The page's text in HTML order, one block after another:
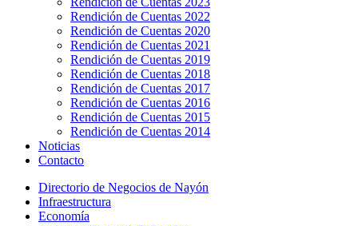
Rendición de Cuentas 2022
Rendición de Cuentas 2020
Rendición de Cuentas 2021
Rendición de Cuentas 2019
Rendición de Cuentas 2018
Rendición de Cuentas 2017
Rendición de Cuentas 2016
Rendición de Cuentas 2015
Rendición de Cuentas 2014
Noticias
Contacto
Directorio de Negocios de Nayón
Infraestructura
Economía